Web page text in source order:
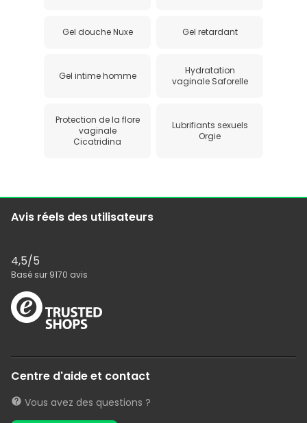
Gel douche Nuxe Gel retardant
Gel intime homme
Hydratation
vaginale Saforelle
Protection de la flore
vaginale
Cicatridina
Lubrifiants sexuels
Orgie
Avis réels des utilisateurs
4,5/5
Basé sur 9170 avis
Centre d'aide et contact
Vous avez des questions ?